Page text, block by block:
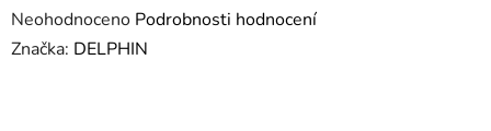
Průměrné
hodnocení
Neohodnoceno Podrobnosti hodnocení
Značka: DELPHIN